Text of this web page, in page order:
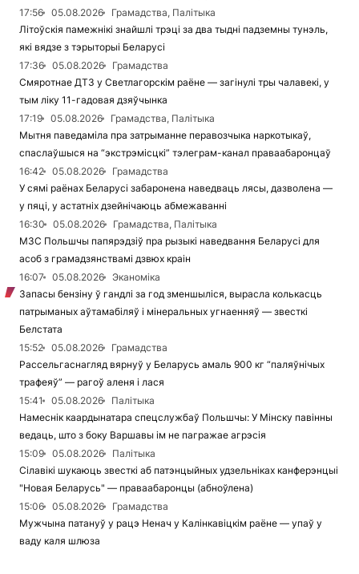
17:56
05.08.2026
Грамадства, Палітыка
Літоўскія памежнікі знайшлі трэці за два тыдні падземны тунэль,
які вядзе з тэрыторыі Беларусі
17:36
05.08.2026
Грамадства
Смяротнае ДТЗ у Светлагорскім раёне — загінулі тры чалавекі, у
тым ліку 11-гадовая дзяўчынка
17:19
05.08.2026
Грамадства, Палітыка
Мытня паведаміла пра затрыманне перавозчыка наркотыкаў,
спаслаўшыся на “экстрэмісцкі” тэлеграм-канал праваабаронцаў
16:42
05.08.2026
Грамадства
У сямі раёнах Беларусі забаронена наведваць лясы, дазволена —
у пяці, у астатніх дзейнічаюць абмежаванні
16:30
05.08.2026
Грамадства, Палітыка
МЗС Польшчы папярэдзіў пра рызыкі наведвання Беларусі для
асоб з грамадзянствамі дзвюх краін
16:07
05.08.2026
Эканоміка
Запасы бензіну ў гандлі за год зменшыліся, вырасла колькасць
патрыманых аўтамабіляў і мінеральных угнаенняў — звесткі
Белстата
15:52
05.08.2026
Грамадства
Рассельгаснагляд вярнуў у Беларусь амаль 900 кг “паляўнічых
трафеяў” — рагоў аленя і лася
15:41
05.08.2026
Палітыка
Намеснік каардынатара спецслужбаў Польшчы: У Мінску павінны
ведаць, што з боку Варшавы ім не пагражае агрэсія
15:09
05.08.2026
Палітыка
Сілавікі шукаюць звесткі аб патэнцыйных удзельніках канферэнцыі
"Новая Беларусь" — праваабаронцы (абноўлена)
15:06
05.08.2026
Грамадства
Мужчына патануў у рацэ Ненач у Калінкавіцкім раёне — упаў у
ваду каля шлюза